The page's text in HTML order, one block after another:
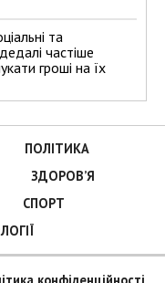
та
частіше
гроші на їх
ПОЛІТИКА
ЗДОРОВ’Я
СПОРТ